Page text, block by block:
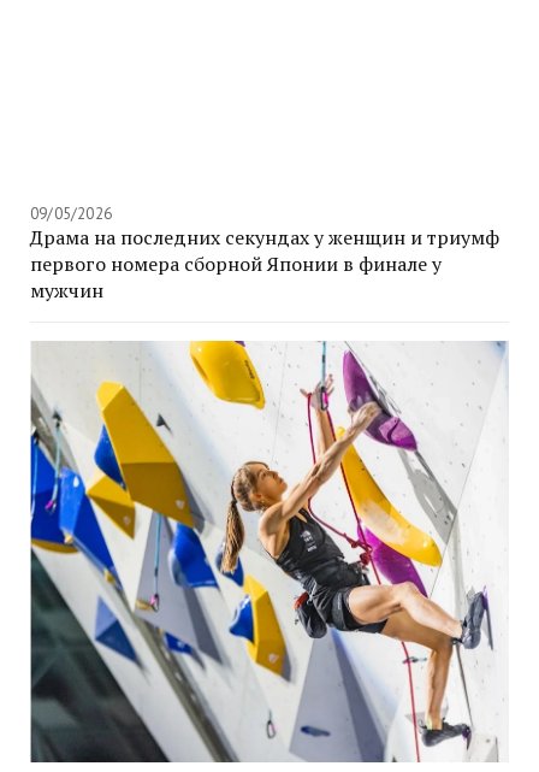
09/05/2026
Драма на последних секундах у женщин и триумф
первого номера сборной Японии в финале у
мужчин